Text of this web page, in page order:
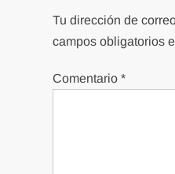
Tu dirección de
campos obligatorios
Comentario*